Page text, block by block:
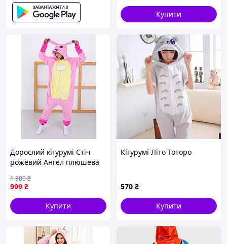
Купити
Дорослий кігурумі Стіч
рожевий Ангел плюшева
Stitch на блискавці
999 ₴
1 300₴
Купити
Кігурумі Літо Тоторо
570 ₴
Купити